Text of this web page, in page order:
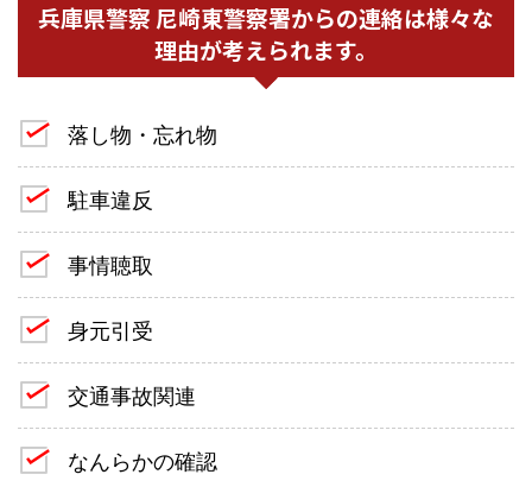
兵庫県警察 尼崎東警察署からの連絡は様々な
理由が考えられます。
落し物・忘れ物
駐車違反
事情聴取
身元引受
交通事故関連
なんらかの確認